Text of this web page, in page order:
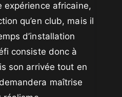
expérience africaine,
qu’en club, mais il
d’installation
consiste donc à
son arrivée tout en
maîtrise